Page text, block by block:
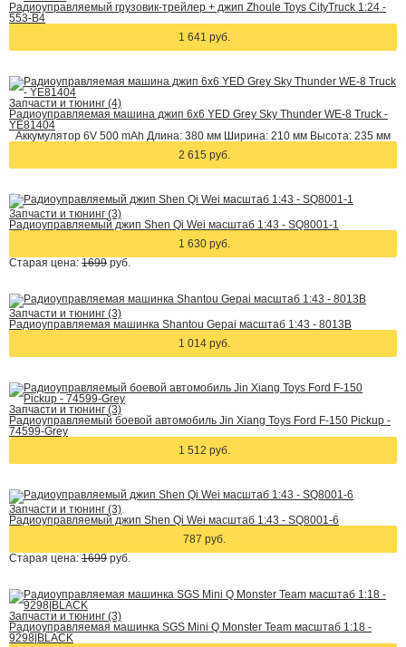
Радиоуправляемый грузовик-трейлер + джип Zhoule Toys CityTruck 1:24 -
553-B4
1 641 руб.
Запчасти и тюнинг (4)
Радиоуправляемая машина джип 6х6 YED Grey Sky Thunder WE-8 Truck -
YE81404
Аккумулятор 6V 500 mAh Длина: 380 мм Ширина: 210 мм Высота: 235 мм
2 615 руб.
Запчасти и тюнинг (3)
Радиоуправляемый джип Shen Qi Wei масштаб 1:43 - SQ8001-1
1 630 руб.
Старая цена: 1699 руб.
Запчасти и тюнинг (3)
Радиоуправляемая машинка Shantou Gepai масштаб 1:43 - 8013B
1 014 руб.
Запчасти и тюнинг (3)
Радиоуправляемый боевой автомобиль Jin Xiang Toys Ford F-150 Pickup -
74599-Grey
1 512 руб.
Запчасти и тюнинг (3)
Радиоуправляемый джип Shen Qi Wei масштаб 1:43 - SQ8001-6
787 руб.
Старая цена: 1699 руб.
Запчасти и тюнинг (3)
Радиоуправляемая машинка SGS Mini Q Monster Team масштаб 1:18 -
9298|BLACK